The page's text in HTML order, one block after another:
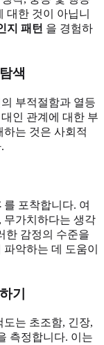
대한 것이 아닙니
지 패턴 을 경험하
색
부적절함과 열등
인 관계에 대한 부
는 것은 사회적
를 포착합니다. 여
무가치하다는 생각
한 감정의 수준을
악하는 데 도움이
기
는 초조함, 긴장,
측정합니다. 이는